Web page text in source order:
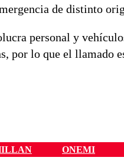
de distinto
personal y
por lo que el llamado
ONEMI